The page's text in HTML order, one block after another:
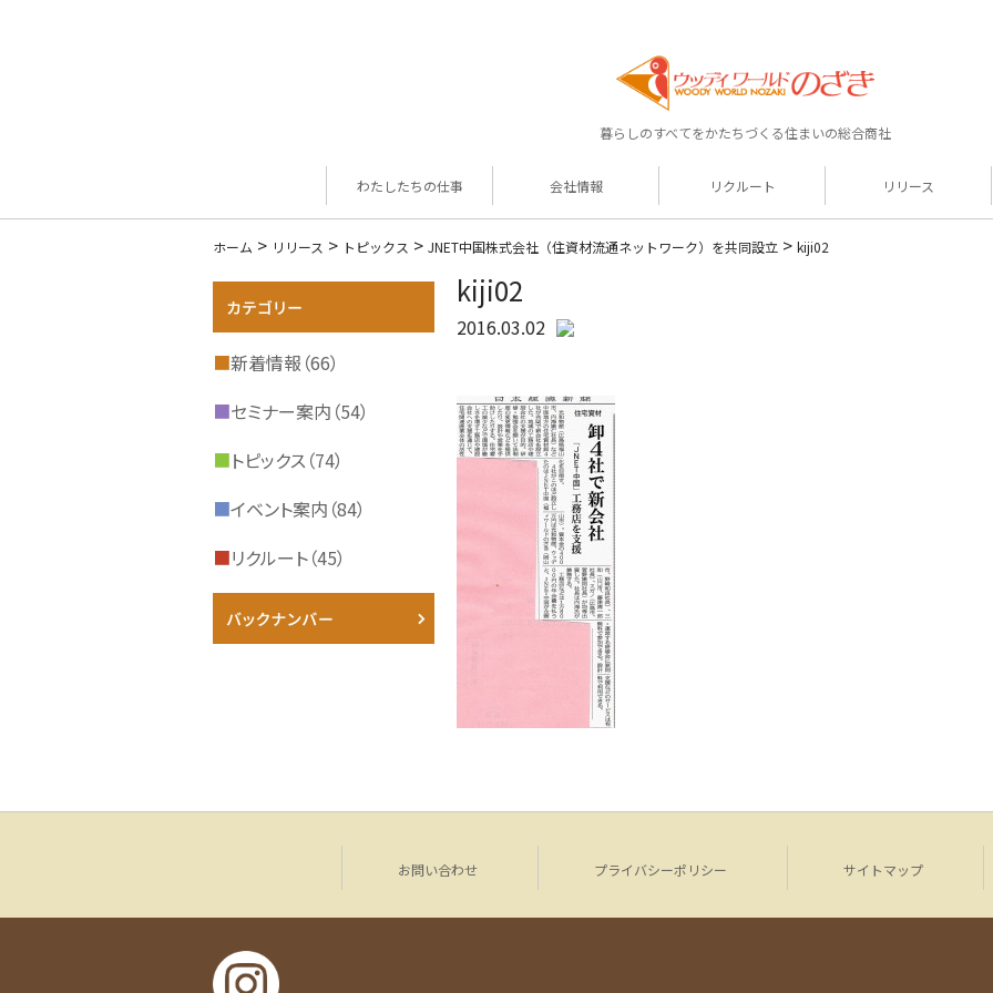
暮らしのすべてをかたちづくる住まいの総合商社
わたしたちの仕事 会社情報 リクルート リリース
ホーム > リリース > トピックス > JNET中国株式会社（住資材流通ネットワーク）を共同設立 > kiji02
kiji02
2016.03.02
■新着情報（66）
■セミナー案内（54）
■トピックス（74）
■イベント案内（84）
■リクルート（45）
お問い合わせ プライバシーポリシー サイトマップ